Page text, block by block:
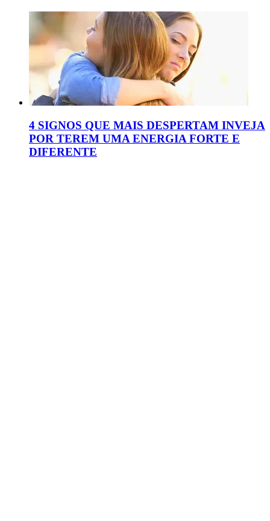
4 SIGNOS QUE MAIS DESPERTAM INVEJA
POR TEREM UMA ENERGIA FORTE E
DIFERENTE